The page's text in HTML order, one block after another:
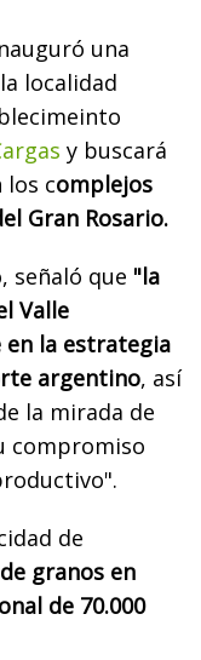
una
localidad
y buscará
los complejos
Gran Rosario.
señaló que "la
Valle
la estrategia
argentino, así
la mirada de
compromiso
de
granos en
de 70.000